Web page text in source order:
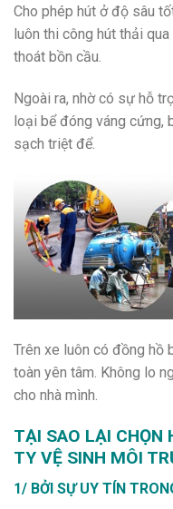
Cho phép hút ở độ sâu
luôn thi công hút thải
thoát bồn cầu.
Ngoài ra, nhờ có sự hỗ
loại bể đóng váng cứng,
sạch triệt để.
Trên xe luôn có đồng hồ
toàn yên tâm. Không lo
cho nhà mình.
TẠI SAO LẠI CHỌN
TY VỆ SINH MÔI
1/ BỞI SỰ UY TÍN